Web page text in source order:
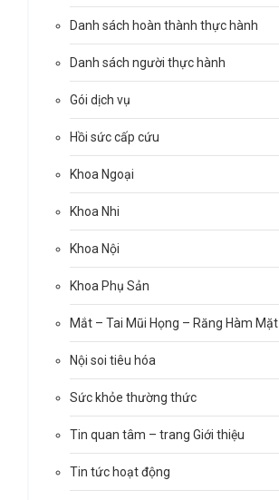
Danh sách hoàn thành thực hành
Danh sách người thực hành
Gói dịch vụ
Hồi sức cấp cứu
Khoa Ngoại
Khoa Nhi
Khoa Nội
Khoa Phụ Sản
Mắt – Tai Mũi Họng – Răng Hàm Mặt
Nội soi tiêu hóa
Sức khỏe thường thức
Tin quan tâm – trang Giới thiệu
Tin tức hoạt động